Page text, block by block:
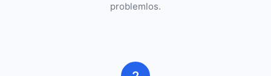
problemlos.